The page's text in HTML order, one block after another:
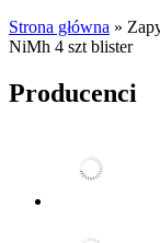
Strona główna »
NiMh 4 szt blister
Producenci